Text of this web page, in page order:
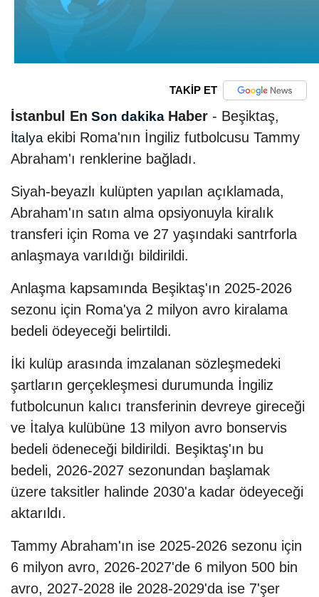
TAKİP ET
İstanbul En Son dakika Haber - Beşiktaş,
İtalya ekibi Roma'nın İngiliz futbolcusu Tammy
Abraham'ı renklerine bağladı.
Siyah-beyazlı kulüpten yapılan açıklamada,
Abraham'ın satın alma opsiyonuyla kiralık
transferi için Roma ve 27 yaşındaki santrforla
anlaşmaya varıldığı bildirildi.
Anlaşma kapsamında Beşiktaş'ın 2025-2026
sezonu için Roma'ya 2 milyon avro kiralama
bedeli ödeyeceği belirtildi.
İki kulüp arasında imzalanan sözleşmedeki
şartların gerçekleşmesi durumunda İngiliz
futbolcunun kalıcı transferinin devreye gireceği
ve İtalya kulübüne 13 milyon avro bonservis
bedeli ödeneceği bildirildi. Beşiktaş'ın bu
bedeli, 2026-2027 sezonundan başlamak
üzere taksitler halinde 2030'a kadar ödeyeceği
aktarıldı.
Tammy Abraham'ın ise 2025-2026 sezonu için
6 milyon avro, 2026-2027'de 6 milyon 500 bin
avro, 2027-2028 ile 2028-2029'da ise 7'şer